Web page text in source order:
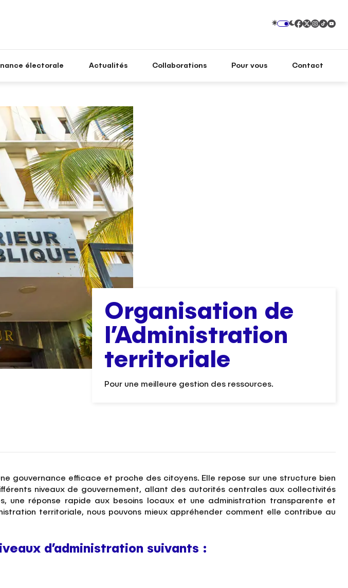
électorale Actualités Collaborations Pour vous Contact
Organisation de
l’Administration
territoriale
Pour une meilleure gestion des ressources.
gouvernance efficace et proche des citoyens. Elle repose sur une structure bien
niveaux de gouvernement, allant des autorités centrales aux collectivités
une réponse rapide aux besoins locaux et une administration transparente et
territoriale, nous pouvons mieux appréhender comment elle contribue au
d’administration suivants :